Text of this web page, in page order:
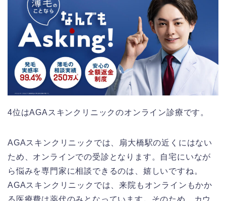
4位はAGAスキンクリニックのオンライン診療です。
AGAスキンクリニックでは、扇大橋駅の近くにはない
ため、オンラインでの受診となります。自宅にいなが
ら悩みを専門家に相談できるのは、嬉しいですね。
AGAスキンクリニックでは、来院もオンラインもかか
る医療費は薬代のみとなっています。そのため、カウ